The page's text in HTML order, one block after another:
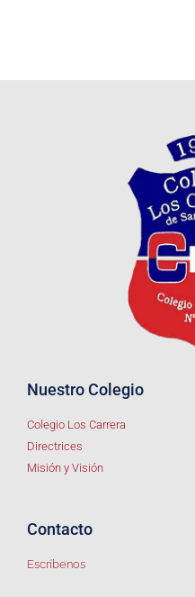
Nuestro Colegio
Colegio Los Carrera
Directrices
Misión y Visión
Contacto
Escríbenos